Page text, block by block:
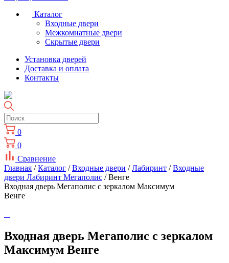
Каталог
Входные двери
Межкомнатные двери
Скрытые двери
Установка дверей
Доставка и оплата
Контакты
0
0
Сравнение
Главная /Каталог /Входные двери /Лабиринт /Входные
двери Лабиринт Мегаполис / Венге
Входная дверь Мегаполис с зеркалом Максимум
Венге
Входная дверь Мегаполис с зеркалом
Максимум Венге